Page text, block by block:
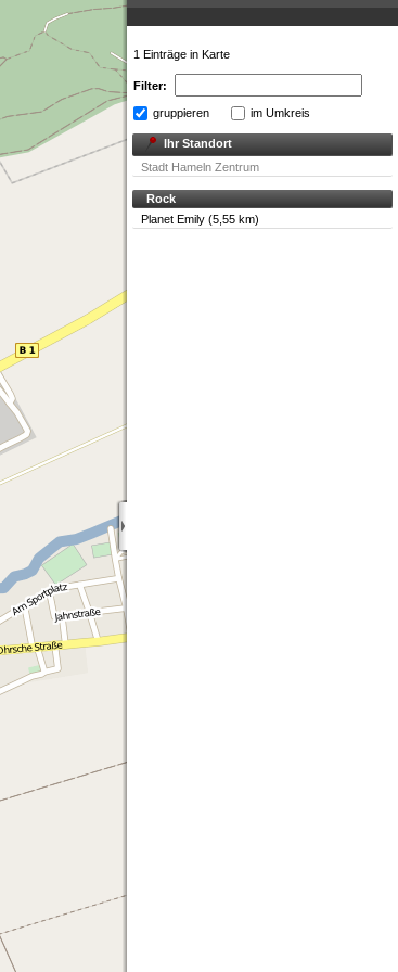
1 Einträge in Karte
Filter:
gruppieren im Umkreis
Ihr Standort
Stadt Hameln Zentrum
Rock
Planet Emily (5,55 km)